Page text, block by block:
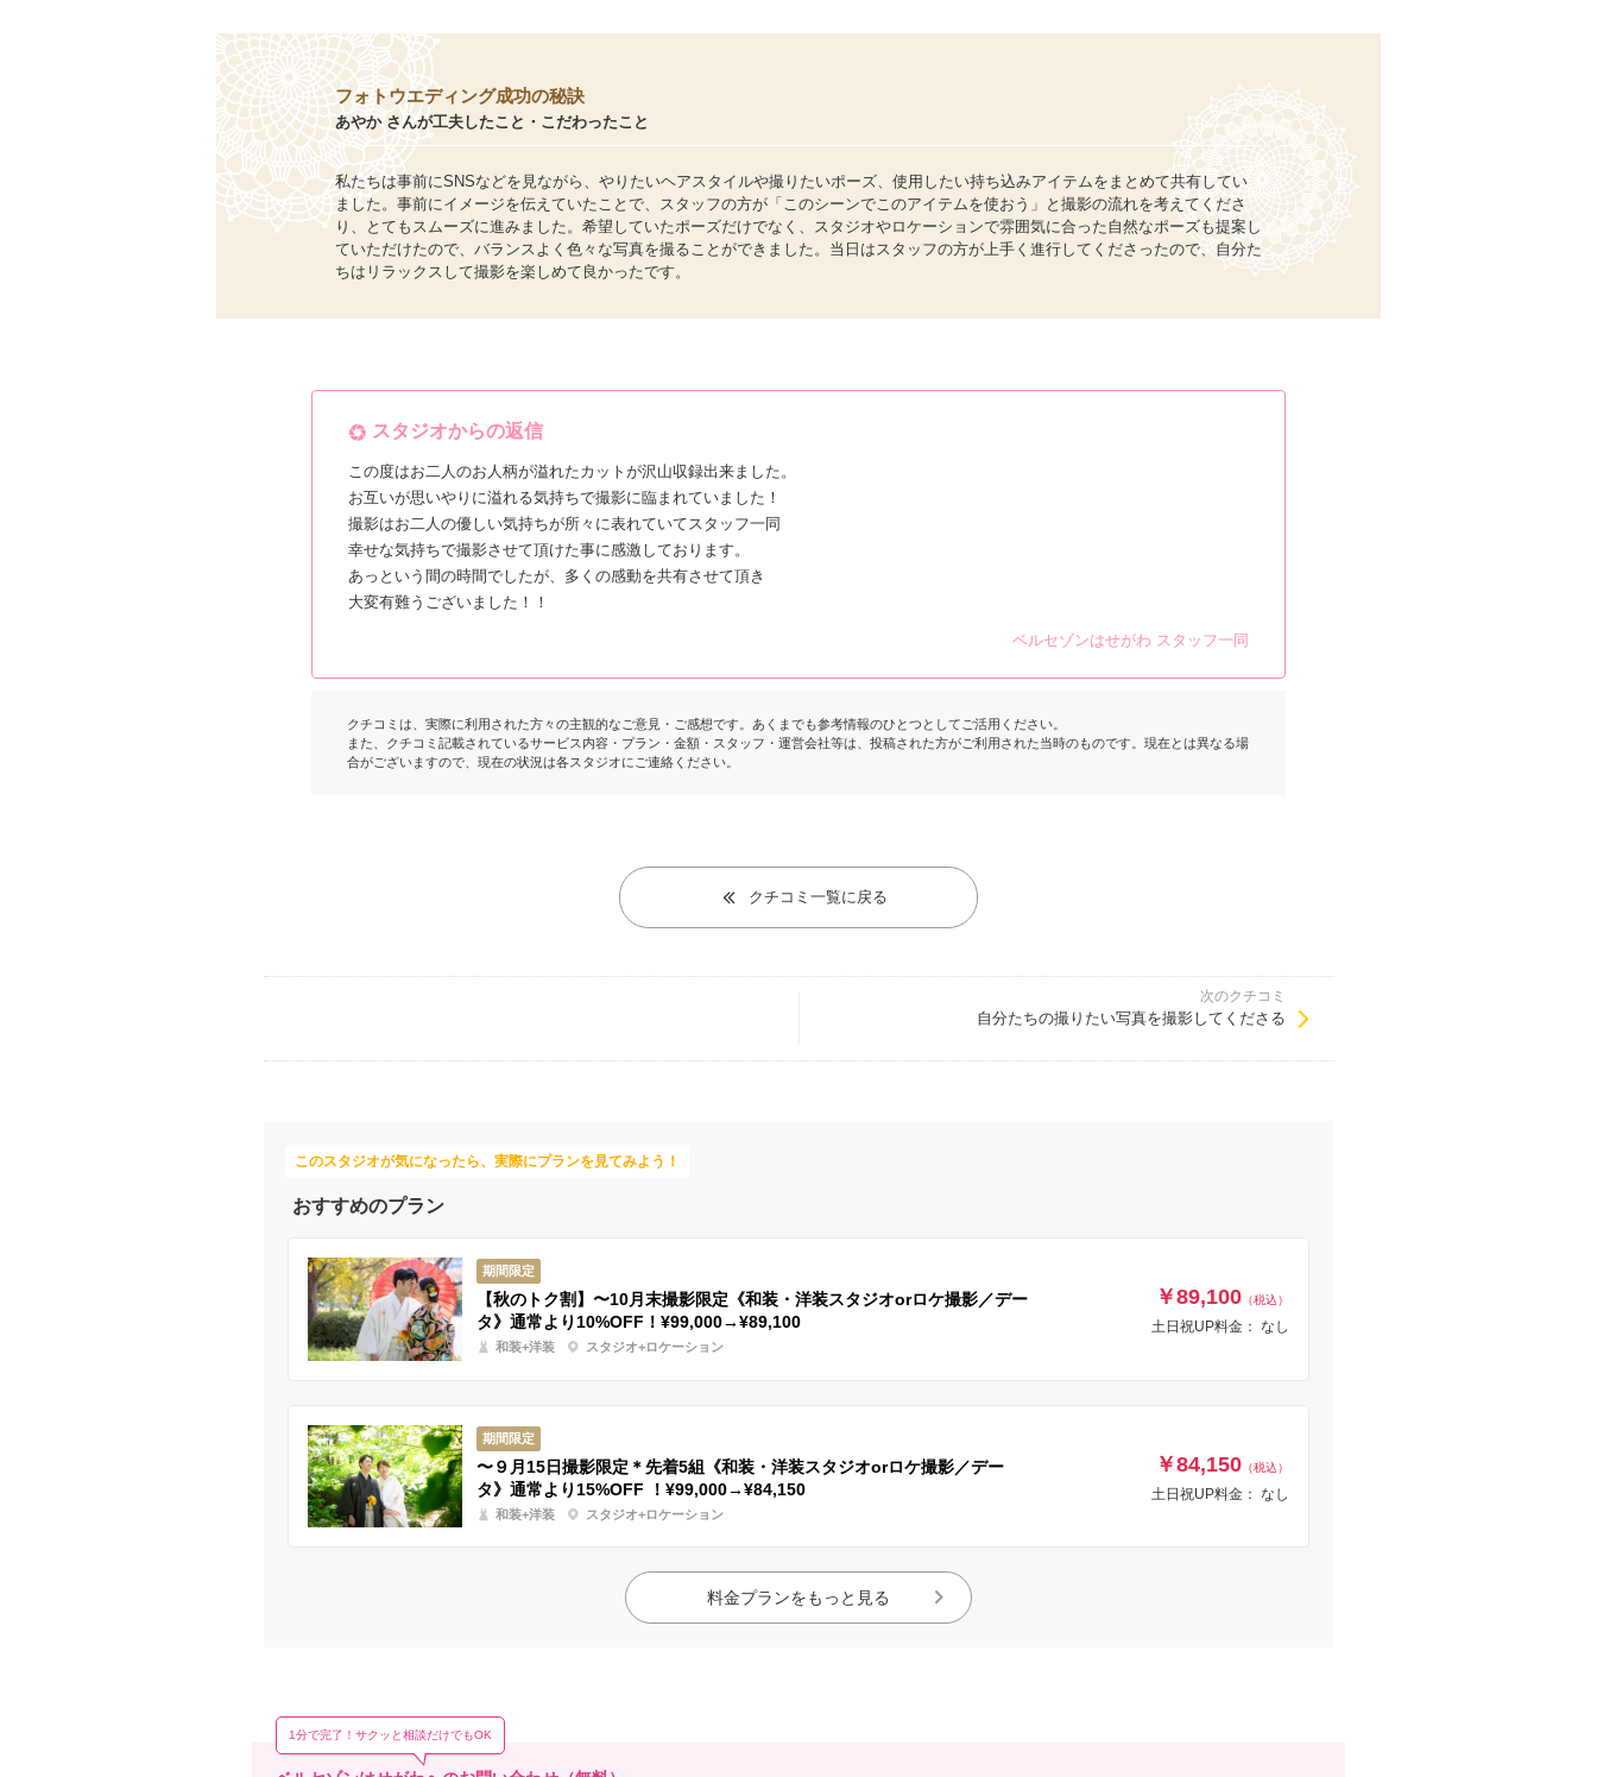
フォトウエディング成功の秘訣
あやか さんが工夫したこと・こだわったこと
私たちは事前にSNSなどを見ながら、やりたいヘアスタイルや撮りたいポーズ、使用したい持ち込みアイテムをまとめて共有してい
ました。事前にイメージを伝えていたことで、スタッフの方が「このシーンでこのアイテムを使おう」と撮影の流れを考えてくださ
り、とてもスムーズに進みました。希望していたポーズだけでなく、スタジオやロケーションで雰囲気に合った自然なポーズも提案し
ていただけたので、バランスよく色々な写真を撮ることができました。当日はスタッフの方が上手く進行してくださったので、自分た
ちはリラックスして撮影を楽しめて良かったです。
スタジオからの返信
この度はお二人のお人柄が溢れたカットが沢山収録出来ました。
お互いが思いやりに溢れる気持ちで撮影に臨まれていました！
撮影はお二人の優しい気持ちが所々に表れていてスタッフ一同
幸せな気持ちで撮影させて頂けた事に感激しております。
あっという間の時間でしたが、多くの感動を共有させて頂き
大変有難うございました！！
ベルセゾンはせがわ スタッフ一同
クチコミは、実際に利用された方々の主観的なご意見・ご感想です。あくまでも参考情報のひとつとしてご活用ください。
また、クチコミ記載されているサービス内容・プラン・金額・スタッフ・運営会社等は、投稿された方がご利用された当時のものです。現在とは異なる場
合がございますので、現在の状況は各スタジオにご連絡ください。
クチコミ一覧に戻る
次のクチコミ
自分たちの撮りたい写真を撮影してくださる
このスタジオが気になったら、実際にプランを見てみよう！
おすすめのプラン
期間限定
【秋のトク割】〜10月末撮影限定《和装・洋装スタジオorロケ撮影／デー
タ》通常より10%OFF！¥99,000→¥89,100
和装+洋装 スタジオ+ロケーション
￥89,100 （税込）
土日祝UP料金： なし
期間限定
〜９月15日撮影限定＊先着5組《和装・洋装スタジオorロケ撮影／デー
タ》通常より15%OFF ！¥99,000→¥84,150
和装+洋装 スタジオ+ロケーション
￥84,150 （税込）
土日祝UP料金： なし
料金プランをもっと見る
1分で完了！サクッと相談だけでもOK